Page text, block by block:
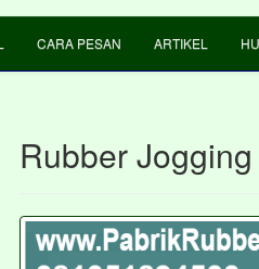
CARA PESAN ARTIKEL
Rubber